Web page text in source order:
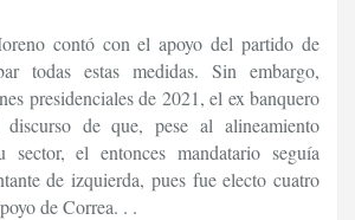
contó con el apoyo del partido de
todas estas medidas. Sin embargo,
presidenciales de 2021, el ex banquero
de que, pese al alineamiento
sector, el entonces mandatario seguía
de izquierda, pues fue electo cuatro
de Correa. . .